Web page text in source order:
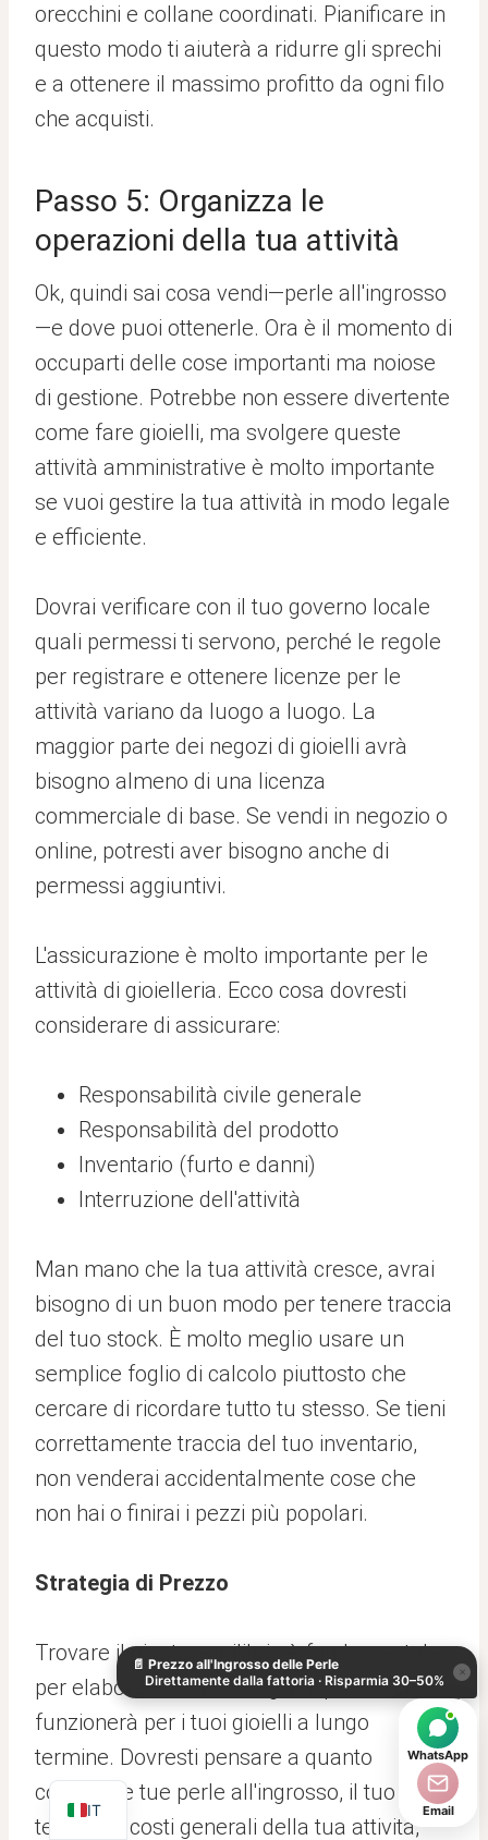
orecchini e collane coordinati. Pianificare in
questo modo ti aiuterà a ridurre gli sprechi
e a ottenere il massimo profitto da ogni filo
che acquisti.
Passo 5: Organizza le
operazioni della tua attività
Ok, quindi sai cosa vendi—perle all'ingrosso
—e dove puoi ottenerle. Ora è il momento di
occuparti delle cose importanti ma noiose
di gestione. Potrebbe non essere divertente
come fare gioielli, ma svolgere queste
attività amministrative è molto importante
se vuoi gestire la tua attività in modo legale
e efficiente.
Dovrai verificare con il tuo governo locale
quali permessi ti servono, perché le regole
per registrare e ottenere licenze per le
attività variano da luogo a luogo. La
maggior parte dei negozi di gioielli avrà
bisogno almeno di una licenza
commerciale di base. Se vendi in negozio o
online, potresti aver bisogno anche di
permessi aggiuntivi.
L'assicurazione è molto importante per le
attività di gioielleria. Ecco cosa dovresti
considerare di assicurare:
Responsabilità civile generale
Responsabilità del prodotto
Inventario (furto e danni)
Interruzione dell'attività
Man mano che la tua attività cresce, avrai
bisogno di un buon modo per tenere traccia
del tuo stock. È molto meglio usare un
semplice foglio di calcolo piuttosto che
cercare di ricordare tutto tu stesso. Se tieni
correttamente traccia del tuo inventario,
non venderai accidentalmente cose che
non hai o finirai i pezzi più popolari.
Strategia di Prezzo
Trovare il giusto equilibrio è fondamentale
per elaborare una strategia di prezzo che
funzionerà per i tuoi gioielli a lungo
termine. Dovresti pensare a quanto
costano le tue perle all'ingrosso, il tuo
tempo e i costi generali della tua attività,
📄 Prezzo all'Ingrosso delle Perle
Direttamente dalla fattoria · Risparmia 30–50%
×
WhatsApp
Email
IT
ES
KO